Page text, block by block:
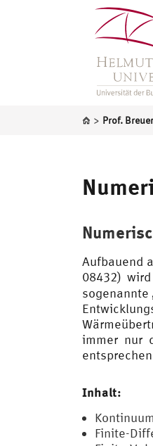
> Prof. Breuer
Aufbauend
08432)
sogenannte
immer nur
Inhalt:
Finite-